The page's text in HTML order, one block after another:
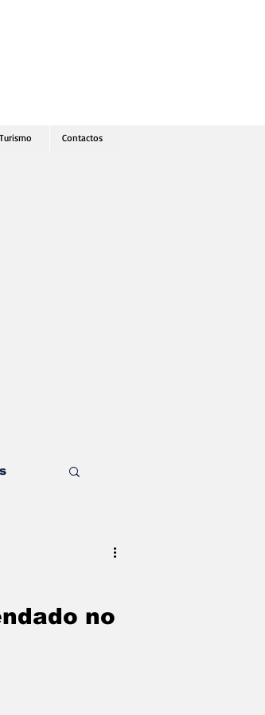
Turismo Contactos
no